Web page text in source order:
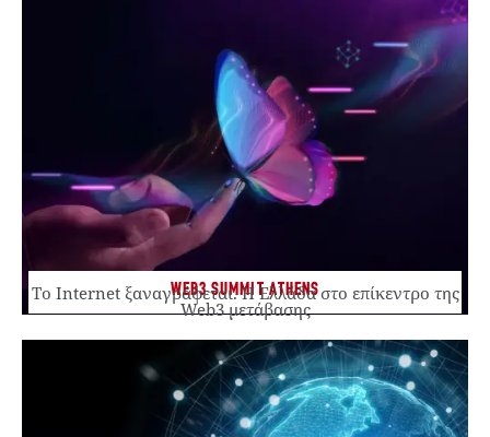
WEB3 SUMMIT ATHENS
Το Internet ξαναγράφεται. Η Ελλάδα στο επίκεντρο της
Web3 μετάβασης